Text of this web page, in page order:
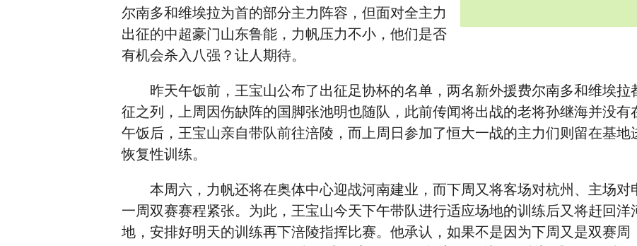
尔南多和维埃拉为首的部分主力阵容，但面对全主力
出征的中超豪门山东鲁能，力帆压力不小，他们是否
有机会杀入八强？让人期待。
昨天午饭前，王宝山公布了出征足协杯的名单，两名新外援费尔南多和维埃拉
征之列，上周因伤缺阵的国脚张池明也随队，此前传闻将出战的老将孙继海并没有
午饭后，王宝山亲自带队前往涪陵，而上周日参加了恒大一战的主力们则留在基地
恢复性训练。
本周六，力帆还将在奥体中心迎战河南建业，而下周又将客场对杭州、主场对
一周双赛赛程紧张。为此，王宝山今天下午带队进行适应场地的训练后又将赶回洋
地，安排好明天的训练再下涪陵指挥比赛。他承认，如果不是因为下周又是双赛周